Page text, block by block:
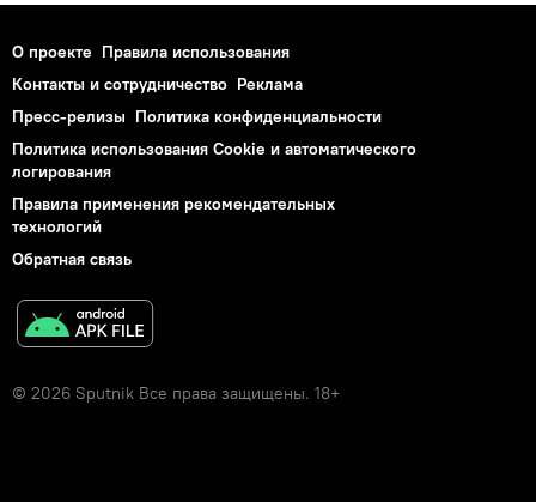
О проекте Правила использования
Контакты и сотрудничество Реклама
Пресс-релизы Политика конфиденциальности
Политика использования Cookie и автоматического
логирования
Правила применения рекомендательных
технологий
Обратная связь
© 2026 Sputnik Все права защищены. 18+